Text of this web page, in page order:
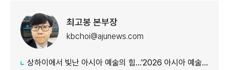
최고봉 본부장
kbchoi@ajunews.com
상하이에서 빛난 아시아 예술의 힘…'2026 아시아 예술인상' 첫 주인공 탄생